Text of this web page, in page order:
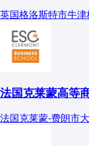
英国格洛斯特市牛
法国克莱蒙高等
法国克莱蒙-费朗市